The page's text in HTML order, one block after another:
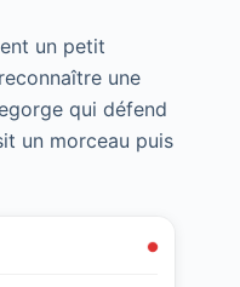
un petit
une
qui défend
un morceau puis